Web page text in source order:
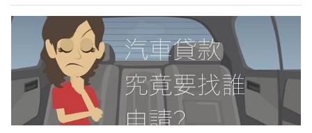
期內的繳款可能只要正常繳款金額的 1/2 不到。 目前銀行的房屋貸
款，只要是非政府法令限制的， 幾乎都有提供寬限期的申請， 期限約
1~3年不等; 部分政府優惠的房貸專案甚至可以申請長達5 年的寬限期。
待寬限期結束後，才會對貸款發放金額按照合約約定的本金利息平均攤
還。在低利的環境下，購屋人在寬限期內的還款壓力非常低，一旦期滿
後，每月不僅要攤還利息，連之前的本金也要一併攤還，每月還款壓力